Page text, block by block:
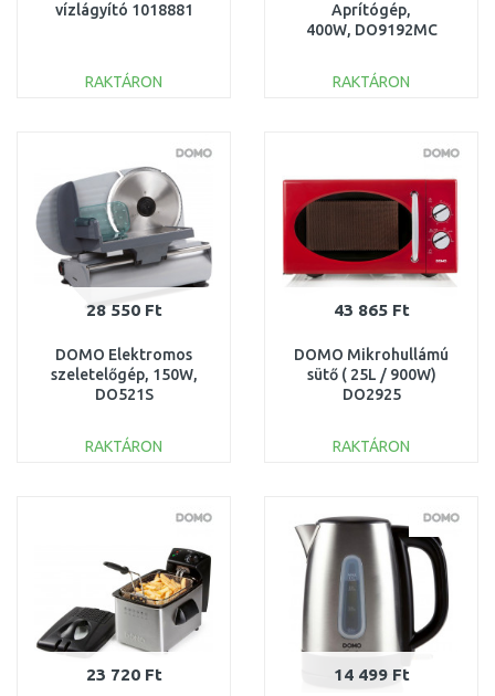
vízlágyító 1018881
RAKTÁRON
Összehasonlítás
Aprítógép,
400W, DO9192MC
RAKTÁRON
Összehasonlítás
28 550 Ft
DOMO Elektromos
szeletelőgép, 150W,
DO521S
RAKTÁRON
Összehasonlítás
43 865 Ft
DOMO Mikrohullámú
sütő ( 25L / 900W)
DO2925
RAKTÁRON
Összehasonlítás
23 720 Ft 14 499 Ft